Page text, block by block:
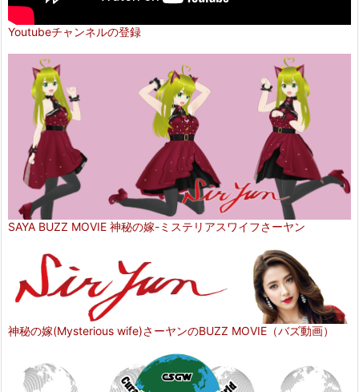
Youtubeチャンネルの登録
SAYA BUZZ MOVIE 神秘の嫁-ミステリアスワイフさーヤン
神秘の嫁(Mysterious wife)さーヤンのBUZZ MOVIE（バズ動画）